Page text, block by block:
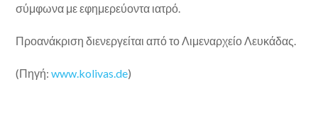
σύμφωνα με εφημερεύοντα ιατρό.
Προανάκριση διενεργείται από το Λιμεναρχείο Λευκάδας.
(Πηγή:www.kolivas.de)